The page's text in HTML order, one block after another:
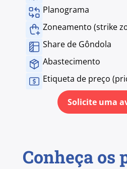
Planograma
Zoneamento (strike
Share de Gôndola
Abastecimento
Etiqueta de preço
Solicite uma
Conheça os